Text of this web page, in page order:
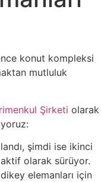
konut kompleksi
mutluluk
Şirketi olarak
şimdi ise ikinci
aktif olarak sürüyor.
elemanları için